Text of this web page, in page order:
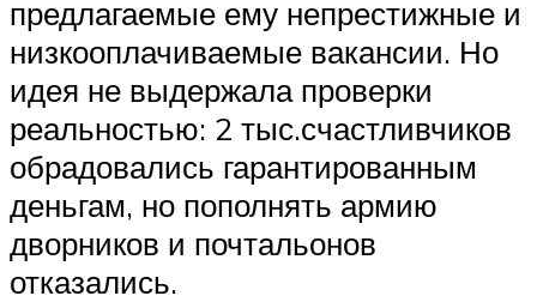
предлагаемые ему непрестижные и
низкооплачиваемые вакансии. Но
идея не выдержала проверки
реальностью: 2 тыс.счастливчиков
обрадовались гарантированным
деньгам, но пополнять армию
дворников и почтальонов
отказались.